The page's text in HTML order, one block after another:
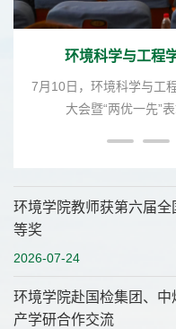
环境科学与工程
7月10日，环境科学与工
大会暨“两优一先”
环境学院教师获第六届
等奖
2026-07-24
环境学院赴国检集团、
产学研合作交流